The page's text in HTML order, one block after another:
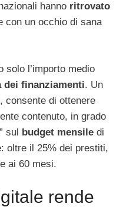
hanno ritrovato
con un occhio di sana
solo l’importo medio
dei finanziamenti. Un
consente di ottenere
contenuto, in grado
sul budget mensile di
oltre il 25% dei prestiti,
ai 60 mesi.
rende